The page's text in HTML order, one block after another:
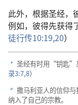
此外，根据圣经，
例如，彼得先获得
徒行传10:19,20）
a 圣经有时用“钥匙”
录3:7,8）
b 撒马利亚人的信仰
纳入了自己的宗教。